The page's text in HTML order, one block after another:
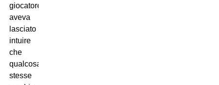
giocatore
aveva
lasciato
intuire
che
qualcosa
stesse